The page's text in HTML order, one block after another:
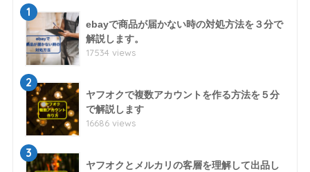
1
ebayで商品が届かない時の対処方法を３分で
解説します。
17534 views
2
ヤフオクで複数アカウントを作る方法を５分
で解説します
16686 views
3
ヤフオクとメルカリの客層を理解して出品し